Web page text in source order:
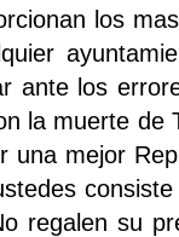
los
ante los
la muerte de
mejor
regalen su